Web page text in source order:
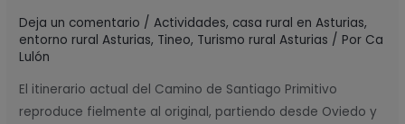
Deja un comentario /Actividades, casa rural en Asturias,
entorno rural Asturias, Tineo, Turismo rural Asturias / Por Ca
Lulón
El itinerario actual del Camino de Santiago Primitivo
reproduce fielmente al original, partiendo desde Oviedo y
de
Tineo
(Asturias)